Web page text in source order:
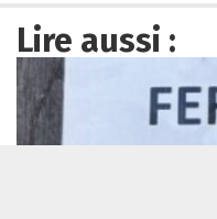
Lire aussi :